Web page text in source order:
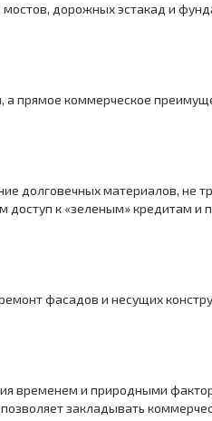
дорожных эстакад и
а прямое коммерческое
долговечных материалов, не
доступ к «зеленым» кредитам и
фасадов и несущих
временем и природными
закладывать